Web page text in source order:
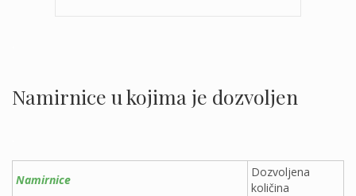
Namirnice u kojima je dozvoljen
Namirnice
Dozvoljena
količina